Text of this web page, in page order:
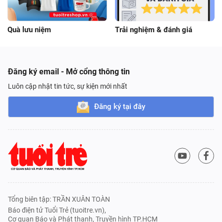
Quà lưu niệm Trải nghiệm & đánh giá
Đăng ký email - Mở cổng thông tin
Luôn cập nhật tin tức, sự kiện mới nhất
Đăng ký tại đây
Tổng biên tập: TRẦN XUÂN TOÀN
Báo điện tử Tuổi Trẻ (tuoitre.vn),
Cơ quan Báo và Phát thanh, Truyền hình TP.HCM